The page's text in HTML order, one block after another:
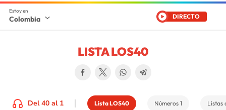
Colombia DIRECTO
LISTA LOS40
Del 40 al 1 Lista LOS40 Números 1 Listas